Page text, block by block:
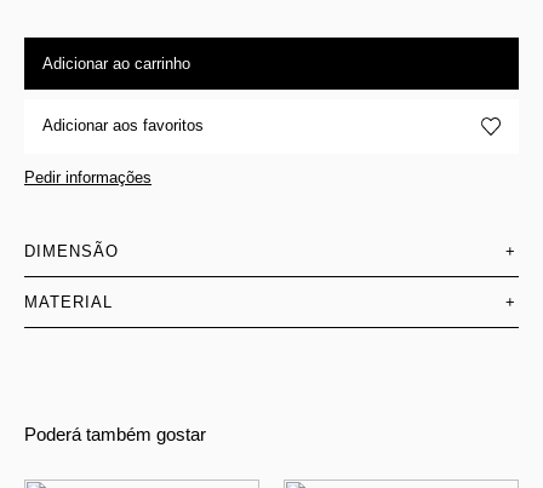
Adicionar ao carrinho
Adicionar aos favoritos
Pedir informações
DIMENSÃO +
MATERIAL +
Poderá também gostar